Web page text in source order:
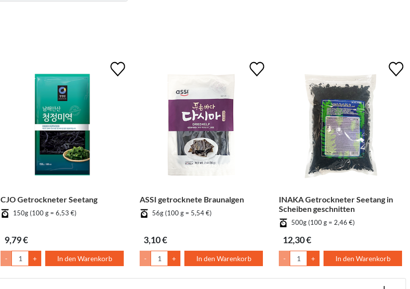
CJO Getrockneter Seetang
150g (100 g = 6,53 €)
9,79 €
- + In den Warenkorb
ASSI getrocknete Braunalgen
56g (100 g = 5,54 €)
3,10 €
- + In den Warenkorb
INAKA Getrockneter Seetang in
Scheiben geschnitten
500g (100 g = 2,46 €)
12,30 €
- + In den Warenkorb